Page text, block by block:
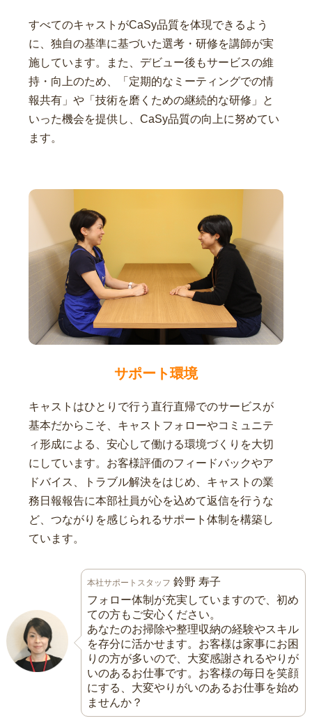
すべてのキャストがCaSy品質を体現できるよう
に、独自の基準に基づいた選考・研修を講師が実
施しています。また、デビュー後もサービスの維
持・向上のため、「定期的なミーティングでの情
報共有」や「技術を磨くための継続的な研修」と
いった機会を提供し、CaSy品質の向上に努めてい
ます。
サポート環境
キャストはひとりで行う直行直帰でのサービスが
基本だからこそ、キャストフォローやコミュニテ
ィ形成による、安心して働ける環境づくりを大切
にしています。お客様評価のフィードバックやア
ドバイス、トラブル解決をはじめ、キャストの業
務日報報告に本部社員が心を込めて返信を行うな
ど、つながりを感じられるサポート体制を構築し
ています。
本社サポートスタッフ 鈴野 寿子
フォロー体制が充実していますので、初め
ての方もご安心ください。
あなたのお掃除や整理収納の経験やスキル
を存分に活かせます。お客様は家事にお困
りの方が多いので、大変感謝されるやりが
いのあるお仕事です。お客様の毎日を笑顔
にする、大変やりがいのあるお仕事を始め
ませんか？